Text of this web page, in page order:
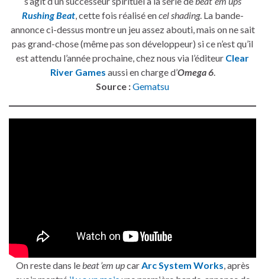
Rushing Beat, cette fois réalisé encel shading. La bande-
annonce ci-dessus montre un jeu assez abouti, mais on ne sait
pas grand-chose (même pas son développeur) si ce n’est qu’il
est attendu l’année prochaine, chez nous via l’éditeur Clear
River Games aussi en charge d’Omega 6.
Source :Gematsu
On reste dans le beat ’em upcar Arc System Works , après